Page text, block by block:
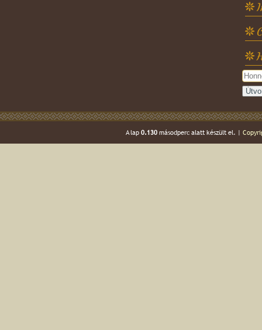
A lap 0.130másodperc alatt készült el. |